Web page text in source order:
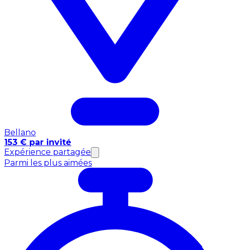
Bellano
153 € par invité
Expérience partagée
Parmi les plus aimées